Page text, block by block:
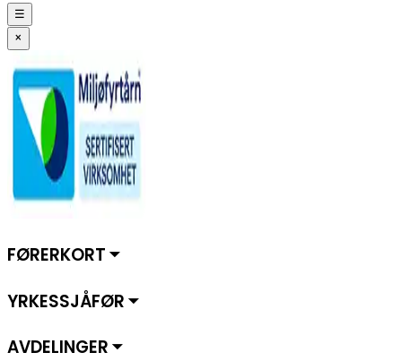
☰
×
FØRERKORT ⏷
YRKESSJÅFØR ⏷
AVDELINGER ⏷